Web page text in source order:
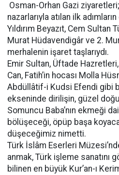
Osman-Orhan Gazi
nazarlarıyla atılan ilk
Yıldırım Beyazıt, Cem Sultan
Murat Hüdavendigâr ve 2.
merhalenin işaret taşlarıydı.
Emir Sultan, Üftade
Can, Fatih’in hocası Molla
Abdüllâtif-i Kudsi Efendi gibi
ekseninde dirilişin, güzel
Somuncu Baba’nın ekmeği
bölüşeceği, öpüp başa
düşeceğimiz nimetti.
Türk İslâm Eserleri
anmak, Türk işleme sanatını
bilinen en büyük Kur’an-ı